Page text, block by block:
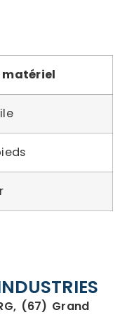
(67) Grand